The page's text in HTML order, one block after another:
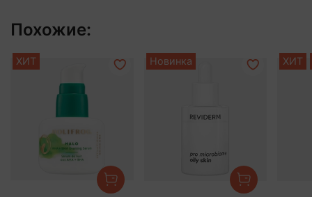
Похожие:
ХИТ Новинка ХИТ